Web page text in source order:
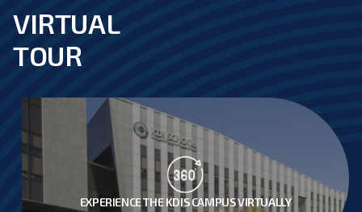
footer
VIRTUAL
TOUR
EXPERIENCE THE KDIS CAMPUS VIRTUALLY